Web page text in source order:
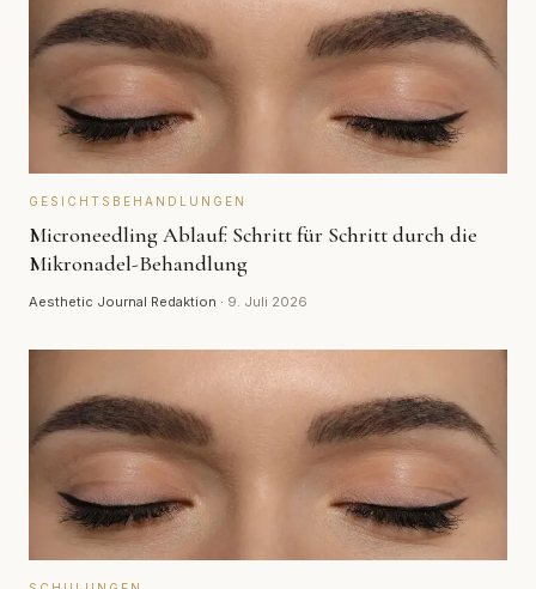
GESICHTSBEHANDLUNGEN
Microneedling Ablauf: Schritt für Schritt durch die
Mikronadel-Behandlung
Aesthetic Journal Redaktion · 9. Juli 2026